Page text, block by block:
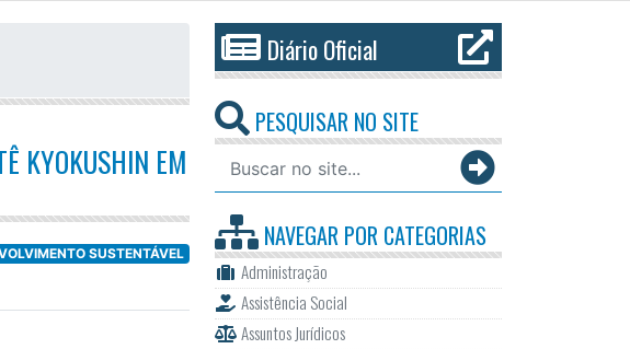
KYOKUSHIN EM
SUSTENTÁVEL
Diário Oficial
PESQUISAR NO SITE
NAVEGAR PORCATEGORIAS
Administração
Assistência Social
Assuntos Jurídicos